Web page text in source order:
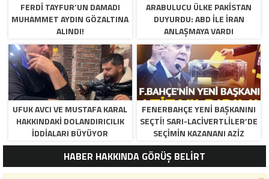
FERDI TAYFUR’UN DAMADI
MUHAMMET AYDIN GÖZALTINA
ALINDI!
ARABULUCU ÜLKE PAKISTAN
DUYURDU: ABD ILE İRAN
ANLAŞMAYA VARDI
UFUK AVCI VE MUSTAFA KARAL
HAKKINDAKI DOLANDIRICILIK
İDDIALARI BÜYÜYOR
FENERBAHÇE YENI BAŞKANINI
SEÇTI! SARI-LACIVERTLILER’DE
SEÇIMIN KAZANANI AZIZ
YILDIRIM OLDU
HABER HAKKINDA GÖRÜŞ BELİRT